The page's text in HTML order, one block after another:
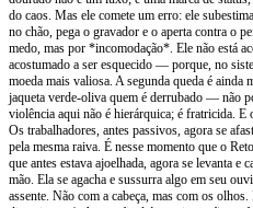
do caos. Mas ele comete um erro: ele
no chão, pega o gravador e o aperta contra o
medo, mas por *incomodação*. Ele não está
acostumado a ser esquecido — porque, no
moeda mais valiosa. A segunda queda é ainda
jaqueta verde-oliva quem é derrubado — não
violência aqui não é hierárquica; é fratricida. E
Os trabalhadores, antes passivos, agora se
pela mesma raiva. É nesse momento que o
que antes estava ajoelhada, agora se levanta e
mão. Ela se agacha e sussurra algo em seu
assente. Não com a cabeça, mas com os